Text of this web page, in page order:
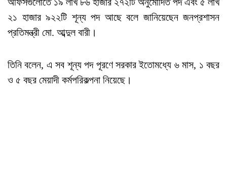
২১ হাজার ৯২২টি শূন্য পদ আছে বলে জানিয়েছেন জনপ্রশাসন
প্রতিমন্ত্রী মো. আব্দুল বারী।
তিনি বলেন, এ সব শূন্য পদ পূরণে সরকার ইতোমধ্যে ৬ মাস, ১ বছর
ও ৫ বছর মেয়াদী কর্মপরিকল্পনা নিয়েছে।